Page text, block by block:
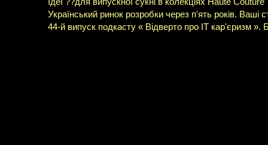
Український ринок розробки через п'ять років. Ваші
44-й випуск подкасту « Відверто про IT кар'єризм